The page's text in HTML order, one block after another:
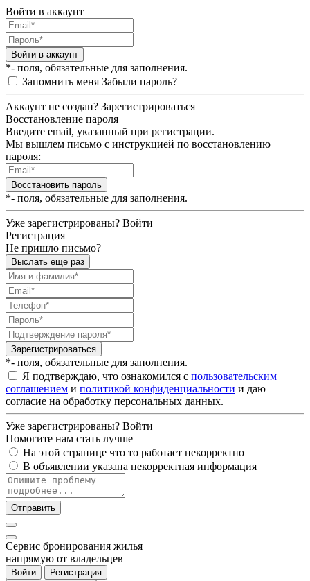
Войти в аккаунт
Войти в аккаунт
*- поля, обязательные для заполнения.
Запомнить меня Забыли пароль?
Аккаунт не создан? Зарегистрироваться
Восстановление пароля
Введите email, указанный при регистрации.
Мы вышлем письмо с инструкцией по восстановлению
пароля:
Восстановить пароль
*- поля, обязательные для заполнения.
Уже зарегистрированы? Войти
Регистрация
Не пришло письмо?
Выслать еще раз
Зарегистрироваться
*- поля, обязательные для заполнения.
Я подтверждаю, что ознакомился с пользовательским
соглашением и политикой конфиденциальности и даю
согласие на обработку персональных данных.
Уже зарегистрированы? Войти
Помогите нам стать лучше
На этой странице что то работает некорректно
В объявлении указана некорректная информация
Отправить
Cервис бронирования жилья
напрямую от владельцев
Войти
Регистрация